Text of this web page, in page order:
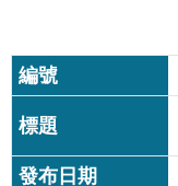
研
發